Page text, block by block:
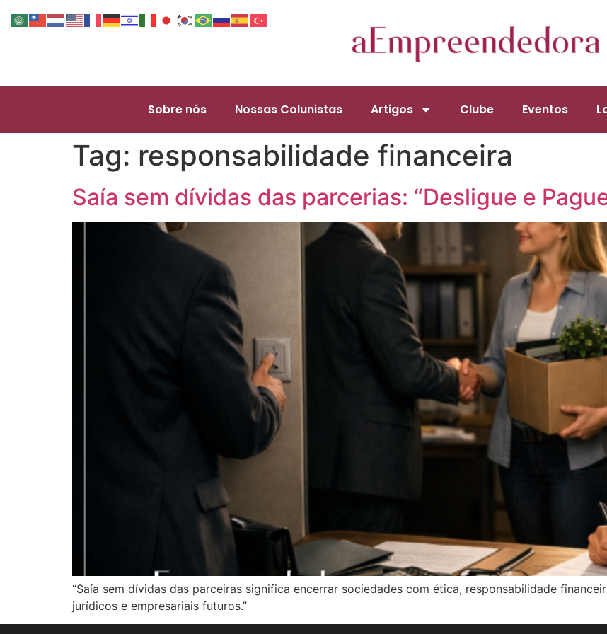
Sobre nós Nossas Colunistas Artigos Clube Eventos
Tag: responsabilidade financeira
Saía sem dívidas das parcerias: “Desligue e
“Saía sem dívidas das parceiras significa encerrar sociedades com ética, responsabilidade
jurídicos e empresariais futuros.”